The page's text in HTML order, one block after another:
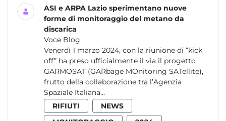
ASI e ARPA Lazio sperimentano nuove
forme di monitoraggio del metano da
discarica
Voce Blog
Venerdì 1 marzo 2024, con la riunione di “kick
off” ha preso ufficialmente il via il progetto
GARMOSAT (GARbage MOnitoring SATellite),
frutto della collaborazione tra l’Agenzia
Spaziale Italiana...
RIFIUTI
NEWS